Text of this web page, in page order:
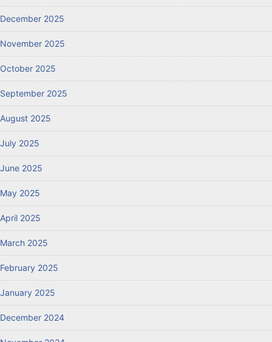
December 2025
November 2025
October 2025
September 2025
August 2025
July 2025
June 2025
May 2025
April 2025
March 2025
February 2025
January 2025
December 2024